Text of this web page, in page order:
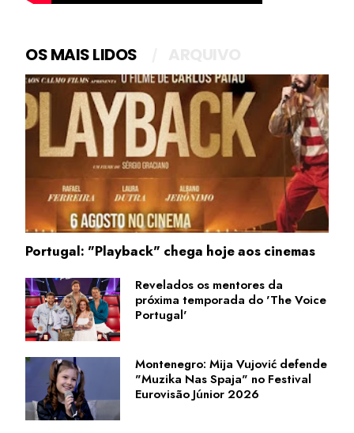
OS MAIS LIDOS
Portugal: "Playback" chega hoje aos cinemas
Revelados os mentores da
próxima temporada do 'The Voice
Portugal'
Montenegro: Mija Vujović defende
"Muzika Nas Spaja" no Festival
Eurovisão Júnior 2026